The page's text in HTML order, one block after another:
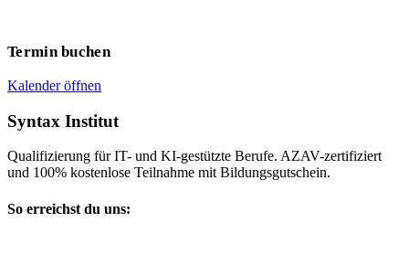
Termin buchen
Kalender öffnen
Syntax Institut
Qualifizierung für IT- und KI-gestützte Berufe. AZAV-zertifiziert
und 100% kostenlose Teilnahme mit Bildungsgutschein.
So erreichst du uns: